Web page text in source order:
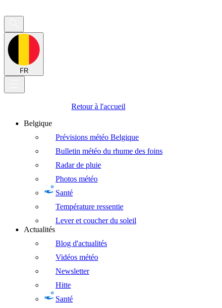
FR
Retour à l'accueil
Belgique
Prévisions météo Belgique
Bulletin météo du rhume des foins
Radar de pluie
Photos météo
Santé
Température ressentie
Lever et coucher du soleil
Actualités
Blog d'actualités
Vidéos météo
Newsletter
Hitte
Santé